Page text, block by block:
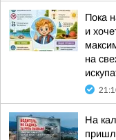
Пока
и
на
На